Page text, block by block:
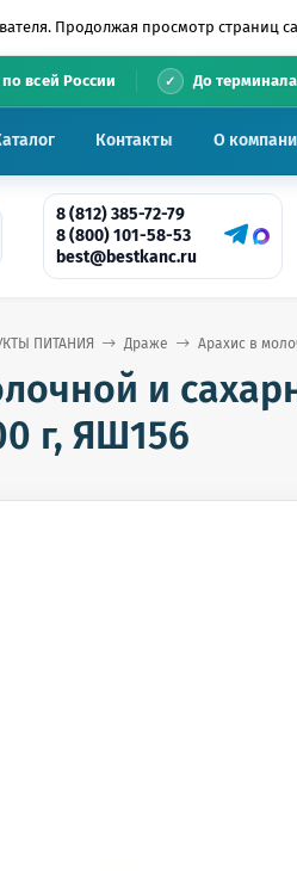
Продолжая просмотр страниц
по всей России До
Контакты О
8 (812) 385-72-79
8 (800) 101-58-53
best@bestkanc.ru
ПИТАНИЯ Драже Арахис в
и
г, ЯШ156